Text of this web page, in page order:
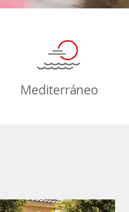
Mediterráneo